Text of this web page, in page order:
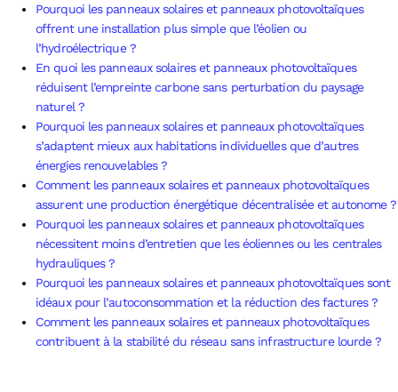
Pourquoi les panneaux solaires et panneaux photovoltaïques
offrent une installation plus simple que l’éolien ou
l’hydroélectrique ?
En quoi les panneaux solaires et panneaux photovoltaïques
réduisent l’empreinte carbone sans perturbation du paysage
naturel ?
Pourquoi les panneaux solaires et panneaux photovoltaïques
s’adaptent mieux aux habitations individuelles que d’autres
énergies renouvelables ?
Comment les panneaux solaires et panneaux photovoltaïques
assurent une production énergétique décentralisée et autonome ?
Pourquoi les panneaux solaires et panneaux photovoltaïques
nécessitent moins d’entretien que les éoliennes ou les centrales
hydrauliques ?
Pourquoi les panneaux solaires et panneaux photovoltaïques sont
idéaux pour l’autoconsommation et la réduction des factures ?
Comment les panneaux solaires et panneaux photovoltaïques
contribuent à la stabilité du réseau sans infrastructure lourde ?